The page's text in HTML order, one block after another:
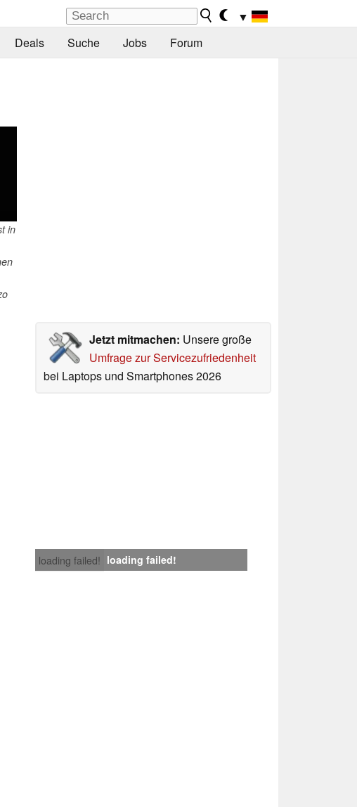
▼
Deals Suche Jobs Forum
in
Jetzt mitmachen: Unsere große
Umfrage zur Servicezufriedenheit
bei Laptops und Smartphones 2026
loading failed! loading failed!